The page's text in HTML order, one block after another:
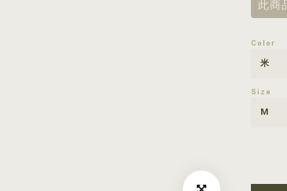
此商
Color
Size